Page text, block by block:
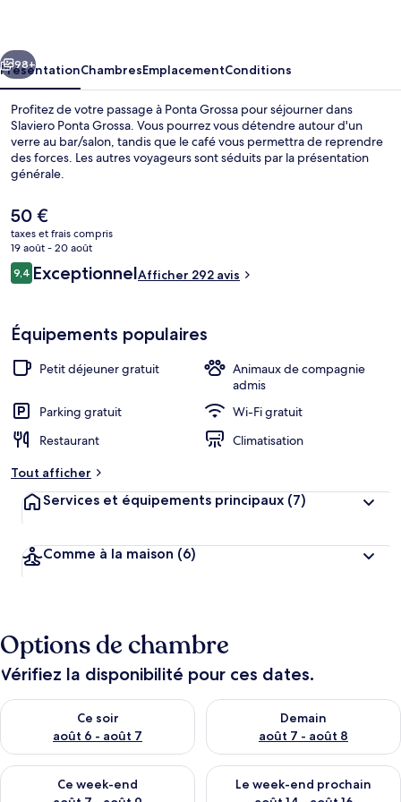
Suivant
98+
PrésentationChambresEmplacementConditions
Profitez de votre passage à Ponta Grossa pour séjourner dans
Slaviero Ponta Grossa. Vous pourrez vous détendre autour d'un
verre au bar/salon, tandis que le café vous permettra de reprendre
des forces. Les autres voyageurs sont séduits par la présentation
générale.
Le
prix
actuel
est
de
50 €
taxes et frais compris
19 août - 20 août
Avis
voyageurs
9,49,4 sur 10
ExceptionnelAfficher 292 avis
Équipements populaires
Petit déjeuner gratuit
Animaux de compagnie
admis
Parking gratuit
Wi-Fi gratuit
Restaurant
Climatisation
Tout afficher
Services et équipements principaux (7)
Comme à la maison (6)
Options de chambre
Vérifiez la disponibilité pour ces dates.
Ce soir
août 6 - août 7
Vérifier la disponibilité pour ce soir août 6 - août 7
Demain
août 7 - août 8
Vérifier la disponibilité pour
Ce week-end
Vérifier la disponibilité pour ce week-end août 7 - août 9
Le week-end prochain
Vérifier la disponibilité pour